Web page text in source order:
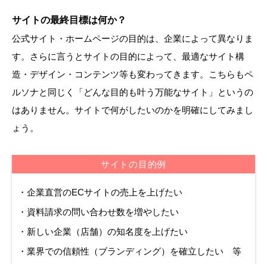
サイトの最終目標は何か？
公式サイト・ホームページの目的は、企業によって異なりま
す。さらに言うとサイトの目的によって、最適なサイト構
造・デザイン・コンテンツ等も変わってきます。こちらもペ
ルソナと同じく「どんな目的も叶う万能なサイト」というの
はありません。サイトで何がしたいのかを明確にしてみまし
ょう。
サイトの目的例
・企業直営のECサイトの売上を上げたい
・資料請求の問い合わせ数を増やしたい
・新しい企業（店舗）の知名度を上げたい
・業界での信頼性（ブランディング）を確立したい 等